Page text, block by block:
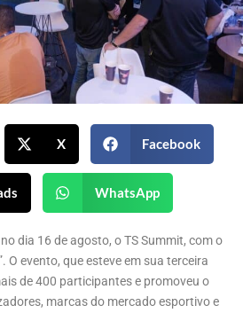
X Facebook
WhatsApp
dia 16 de agosto, o TS Summit, com o
O evento, que esteve em sua terceira
de 400 participantes e promoveu o
marcas do mercado esportivo e